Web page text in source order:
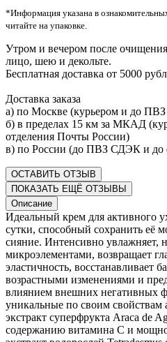
*Информация указана в
читайте на упаковке.
Утром и вечером после
лицо, шею и декольте.
Бесплатная доставка от 5000
Доставка заказа
а) по Москве (курьером и до
б) в пределах 15 км за МКАД
отделения Почты России)
в) по России (до ПВЗ СДЭК и до
ОСТАВИТЬ ОТЗЫВ
ПОКАЗАТЬ ЕЩЁ ОТЗЫВЫ
Описание
Идеальный крем для активного
сутки, способный сохранить её
сияние. Интенсивно увлажняет,
микроэлементами, возвращает
эластичность, восстанавливает
возрастными изменениями и
влиянием внешних негативных
уникальные по своим
экстракт суперфрукта Araca de
содержанию витамина C и